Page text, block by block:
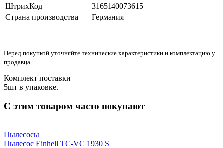
ШтрихКод
3165140073615
Страна производства
Германия
Перед покупкой уточняйте технические характеристики и комплектацию у
продавца.
Комплект поставки
5шт в упаковке.
С этим товаром часто покупают
Пылесосы
Пылесос Einhell TC-VC 1930 S